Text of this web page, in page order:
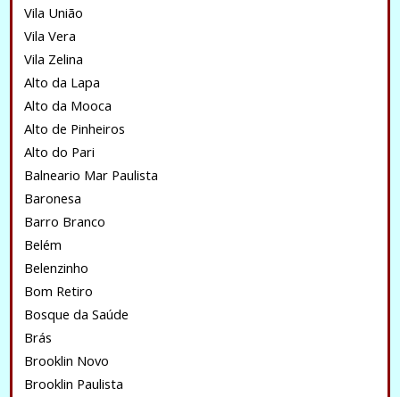
Vila União
Vila Vera
Vila Zelina
Alto da Lapa
Alto da Mooca
Alto de Pinheiros
Alto do Pari
Balneario Mar Paulista
Baronesa
Barro Branco
Belém
Belenzinho
Bom Retiro
Bosque da Saúde
Brás
Brooklin Novo
Brooklin Paulista